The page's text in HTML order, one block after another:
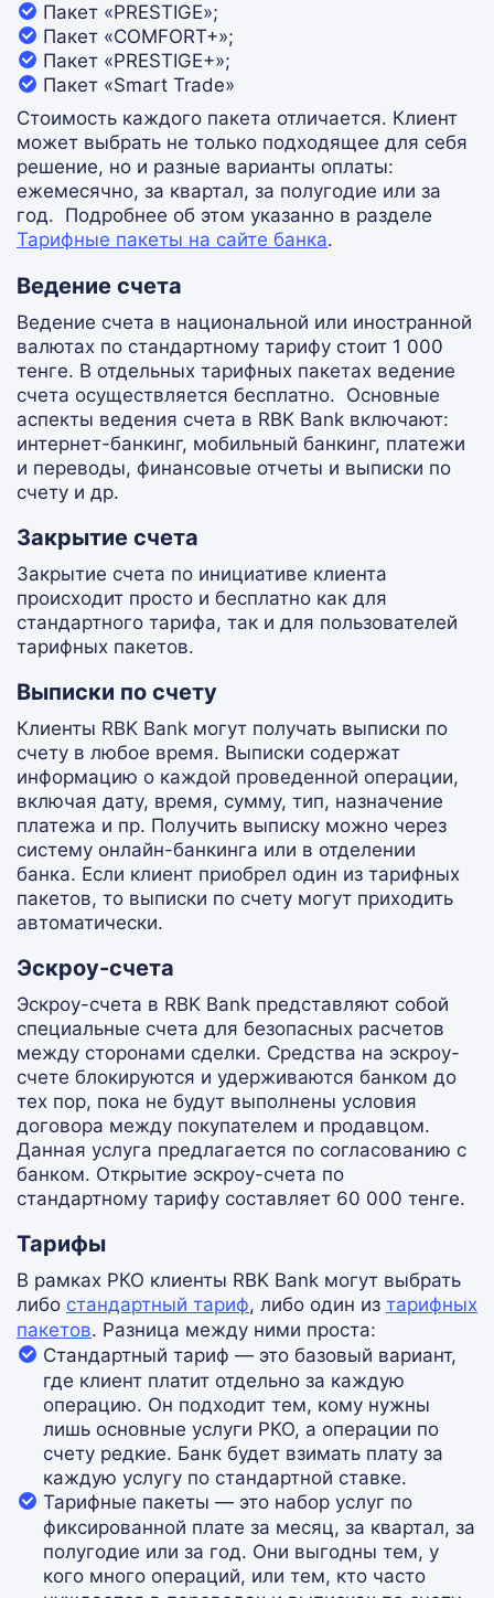
Пакет «PRESTIGE»;
Пакет «COMFORT+»;
Пакет «PRESTIGE+»;
Пакет «Smart Trade»
Стоимость каждого пакета отличается. Клиент
может выбрать не только подходящее для себя
решение, но и разные варианты оплаты:
ежемесячно, за квартал, за полугодие или за
год. Подробнее об этом указанно в разделе
Тарифные пакеты на сайте банка.
Ведение счета
Ведение счета в национальной или иностранной
валютах по стандартному тарифу стоит 1 000
тенге. В отдельных тарифных пакетах ведение
счета осуществляется бесплатно. Основные
аспекты ведения счета в RBK Bank включают:
интернет-банкинг, мобильный банкинг, платежи
и переводы, финансовые отчеты и выписки по
счету и др.
Закрытие счета
Закрытие счета по инициативе клиента
происходит просто и бесплатно как для
стандартного тарифа, так и для пользователей
тарифных пакетов.
Выписки по счету
Клиенты RBK Bank могут получать выписки по
счету в любое время. Выписки содержат
информацию о каждой проведенной операции,
включая дату, время, сумму, тип, назначение
платежа и пр. Получить выписку можно через
систему онлайн-банкинга или в отделении
банка. Если клиент приобрел один из тарифных
пакетов, то выписки по счету могут приходить
автоматически.
Эскроу-счета
Эскроу-счета в RBK Bank представляют собой
специальные счета для безопасных расчетов
между сторонами сделки. Средства на эскроу-
счете блокируются и удерживаются банком до
тех пор, пока не будут выполнены условия
договора между покупателем и продавцом.
Данная услуга предлагается по согласованию с
банком. Открытие эскроу-счета по
стандартному тарифу составляет 60 000 тенге.
Тарифы
В рамках РКО клиенты RBK Bank могут выбрать
либо стандартный тариф, либо один из тарифных
пакетов. Разница между ними проста:
Стандартный тариф — это базовый вариант,
где клиент платит отдельно за каждую
операцию. Он подходит тем, кому нужны
лишь основные услуги РКО, а операции по
счету редкие. Банк будет взимать плату за
каждую услугу по стандартной ставке.
Тарифные пакеты — это набор услуг по
фиксированной плате за месяц, за квартал, за
полугодие или за год. Они выгодны тем, у
кого много операций, или тем, кто часто